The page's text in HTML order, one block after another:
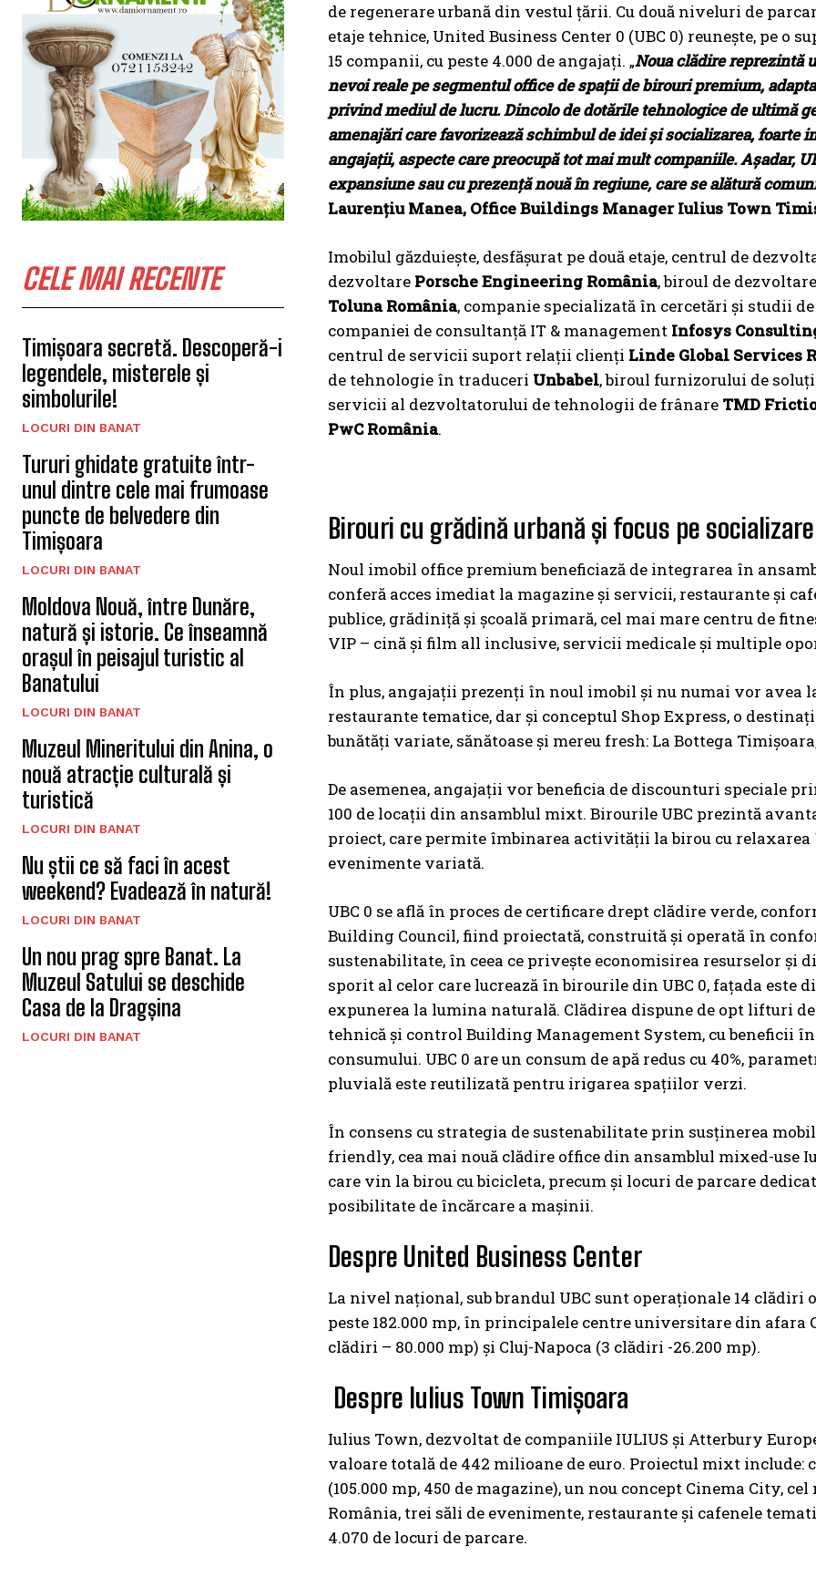
CELE MAI RECENTE
Timișoara secretă. Descoperă-i
legendele, misterele și
simbolurile!
LOCURI DIN BANAT
Tururi ghidate gratuite într-
unul dintre cele mai frumoase
puncte de belvedere din
Timișoara
LOCURI DIN BANAT
Moldova Nouă, între Dunăre,
natură și istorie. Ce înseamnă
orașul în peisajul turistic al
Banatului
LOCURI DIN BANAT
Muzeul Mineritului din Anina, o
nouă atracție culturală și
turistică
LOCURI DIN BANAT
Nu știi ce să faci în acest
weekend? Evadează în natură!
LOCURI DIN BANAT
Un nou prag spre Banat. La
Muzeul Satului se deschide
Casa de la Dragșina
LOCURI DIN BANAT
de regenerare urbană din vestul țării. Cu două niveluri de
etaje tehnice, United Business Center 0 (UBC 0) reunește, pe o
15 companii, cu peste 4.000 de angajați. „Noua clădire reprezintă
nevoi reale pe segmentul office de spații de birouri premium,
privind mediul de lucru. Dincolo de dotările tehnologice de ultimă
amenajări care favorizează schimbul de idei și socializarea,
angajații, aspecte care preocupă tot mai mult companiile. Așadar,
expansiune sau cu prezență nouă în regiune, care se alătură
Laurențiu Manea, Office Buildings Manager Iulius Town
Imobilul găzduiește, desfășurat pe două etaje, centrul de
dezvoltare Porsche Engineering România, biroul de
Toluna România, companie specializată în cercetări și studii
companiei de consultanță IT & management Infosys
centrul de servicii suport relații clienți Linde Global Services
de tehnologie în traduceri Unbabel, biroul furnizorului de
servicii al dezvoltatorului de tehnologii de frânare TMD
PwC România.
Birouri cu grădină urbană și focus pe socializare
Noul imobil office premium beneficiază de integrarea în
conferă acces imediat la magazine și servicii, restaurante și
publice, grădiniță și școală primară, cel mai mare centru de
VIP – cină și film all inclusive, servicii medicale și multiple
În plus, angajații prezenți în noul imobil și nu numai vor avea
restaurante tematice, dar și conceptul Shop Express, o
bunătăţi variate, sănătoase şi mereu fresh: La Bottega
De asemenea, angajații vor beneficia de discounturi speciale
100 de locații din ansamblul mixt. Birourile UBC prezintă
proiect, care permite îmbinarea activității la birou cu
evenimente variată.
UBC 0 se află în proces de certificare drept clădire verde,
Building Council, fiind proiectată, construită și operată în
sustenabilitate, în ceea ce privește economisirea resurselor și
sporit al celor care lucrează în birourile din UBC 0, fațada
expunerea la lumina naturală. Clădirea dispune de opt lifturi
tehnică și control Building Management System, cu beneficii
consumului. UBC 0 are un consum de apă redus cu 40%,
pluvială este reutilizată pentru irigarea spațiilor verzi.
În consens cu strategia de sustenabilitate prin susținerea
friendly, cea mai nouă clădire office din ansamblul mixed-use
care vin la birou cu bicicleta, precum și locuri de parcare
posibilitate de încărcare a mașinii.
Despre United Business Center
La nivel național, sub brandul UBC sunt operaționale 14
peste 182.000 mp, în principalele centre universitare din afara
clădiri – 80.000 mp) și Cluj-Napoca (3 clădiri -26.200 mp).
Despre Iulius Town Timișoara
Iulius Town, dezvoltat de companiile IULIUS și Atterbury
valoare totală de 442 milioane de euro. Proiectul mixt
(105.000 mp, 450 de magazine), un nou concept Cinema City,
România, trei săli de evenimente, restaurante şi cafenele
4.070 de locuri de parcare.